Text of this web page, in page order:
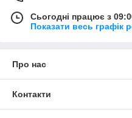
Сьогодні працює з
Показати весь графік
Про нас
Контакти